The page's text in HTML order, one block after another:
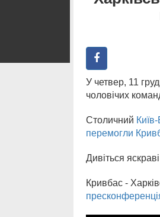
У четвер, 11
чоловічих
Столичний
перемогли
Дивіться
Кривбас -